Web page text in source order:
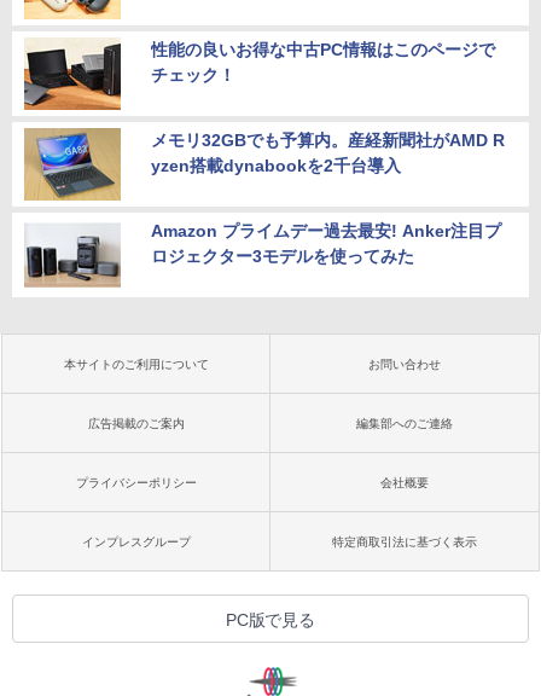
性能の良いお得な中古PC情報はこのページで
チェック！
メモリ32GBでも予算内。産経新聞社がAMD R
yzen搭載dynabookを2千台導入
Amazon プライムデー過去最安! Anker注目プ
ロジェクター3モデルを使ってみた
本サイトのご利用について お問い合わせ
広告掲載のご案内 編集部へのご連絡
プライバシーポリシー 会社概要
インプレスグループ 特定商取引法に基づく表示
PC版で見る